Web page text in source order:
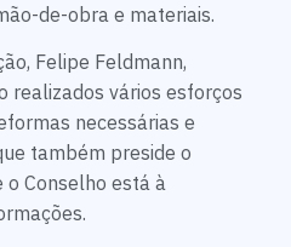
de-obra e materiais.
Felipe Feldmann,
realizados vários esforços
necessárias e
também preside o
o Conselho está à